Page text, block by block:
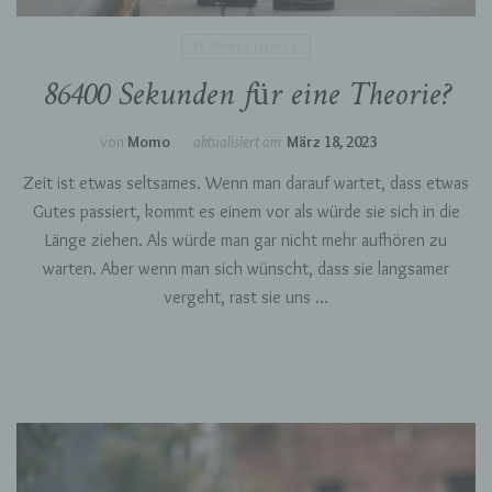
86400 Sekunden für eine Theorie?
von Momo aktualisiert am März 18, 2023
Zeit ist etwas seltsames. Wenn man darauf wartet, dass etwas
Gutes passiert, kommt es einem vor als würde sie sich in die
Länge ziehen. Als würde man gar nicht mehr aufhören zu
warten. Aber wenn man sich wünscht, dass sie langsamer
vergeht, rast sie uns …
identifizierbaren natürlichen Person
g) Verantwortlicher oder für die
Verarbeitung Verantwortlicher
Verantwortlicher ist die natürliche oder
juristische Person, Behörde, Einrichtung oder
andere Stelle, die allein oder gemeinsam mit
anderen über die Zwecke und Mittel der
Verarbeitung von personenbezogenen Daten
entscheidet. Sind die Zwecke und Mittel dieser
Verarbeitung durch das Unionsrecht oder das